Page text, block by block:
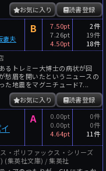
読書登録
お気に入り
妻夫
B
7.50pt
7.26pt
4.50pt
2件
19件
18件
るトレミー大博士の病状が回
愁眉を開いたというニュースの
た地震をマグニチュード7...
読書登録
お気に入り
A
0.00pt
0.00pt
4.64pt
0件
0件
11件
・ポリファックス・シリーズ
(集英社文庫) / 集英社